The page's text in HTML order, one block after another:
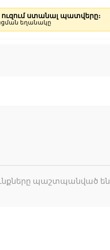
ուզում ստանալ պատվերը։
եղանակը
պաշտպանված են